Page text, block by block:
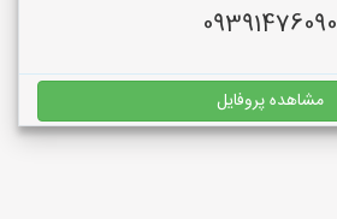
09391476090
مشاهده پروفایل